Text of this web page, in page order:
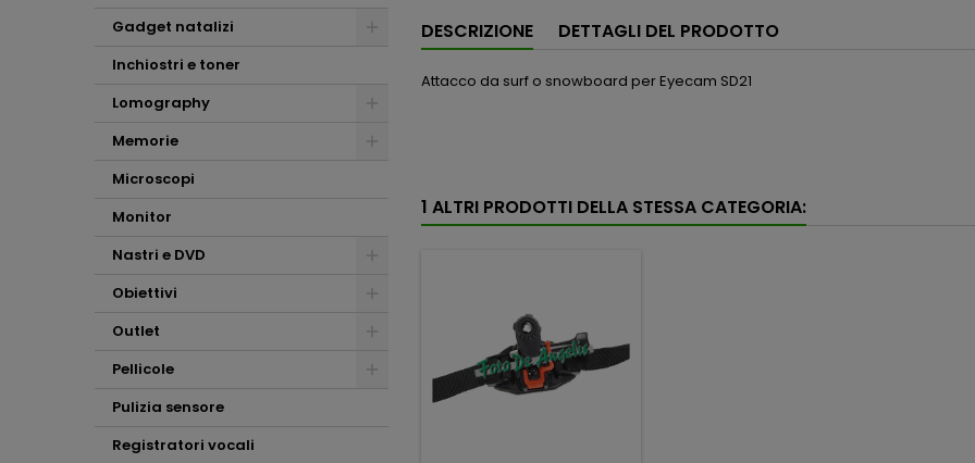
Gadget natalizi
Inchiostri e toner
Lomography
Memorie
Microscopi
Monitor
Nastri e DVD
Obiettivi
Outlet
Pellicole
Pulizia sensore
Registratori vocali
DESCRIZIONE DETTAGLI DEL PRODOTTO
Attacco da surf o snowboard per Eyecam SD21
1 ALTRI PRODOTTI DELLA STESSA CATEGORIA: